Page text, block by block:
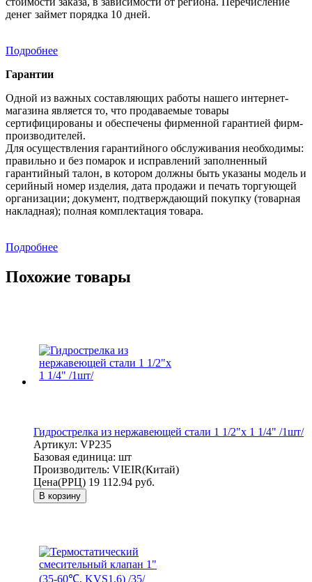
денег займет порядка 10 дней.
Подробнее
Гарантии
Одной из важных составляющих работы нашего интернет-
магазина является то, что продаваемые товары
сертифицированы и обеспечены фирменной гарантией фирм-
производителей.
Для осуществления гарантийного обслуживания необходимы:
правильно и без помарок и исправлений заполненный
гарантийный талон, в котором должны быть указаны модель и
серийный номер изделия, дата продажи и печать торгующей
организации; документ, подтверждающий покупку (товарная
накладная); полная комплектация товара.
Подробнее
Похожие товары
Гидрострелка из нержавеющей стали 1 1/2"x 1 1/4" /1шт/
Артикул: VP235
Базовая единица: шт
Производитель: VIEIR(Китай)
Цена(РРЦ) 19 112.94 руб.
В корзину